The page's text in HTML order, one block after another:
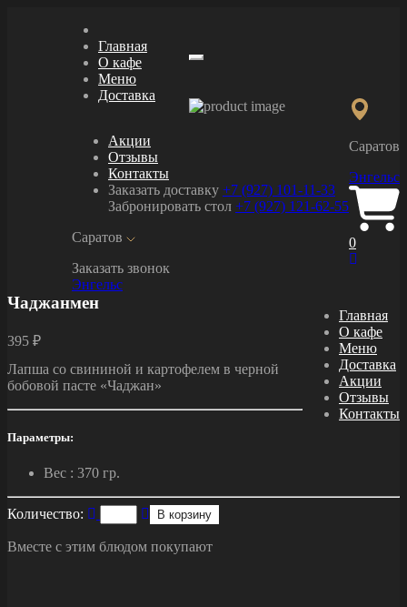
Главная
О кафе
Меню
Доставка
Меню
Саратов
Энгельс
0
Акции
Отзывы
Контакты
Заказать доставку +7 (927) 101-11-33
Забронировать стол +7 (927) 121-62-55
Саратов
Заказать звонок
Энгельс
Главная
О кафе
Меню
Доставка
Акции
Отзывы
Контакты
Чаджанмен
395 ₽
Лапша со свининой и картофелем в черной
бобовой пасте «Чаджан»
Параметры:
Вес : 370 гр.
Количество: В корзину
Вместе с этим блюдом покупают